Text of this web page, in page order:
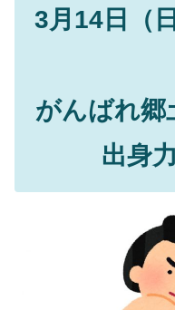
3月14日（
がんばれ郷
出身